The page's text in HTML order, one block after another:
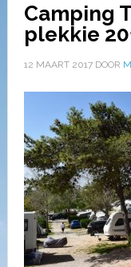
Camping
plekkie
12 MAART 2017DOOR